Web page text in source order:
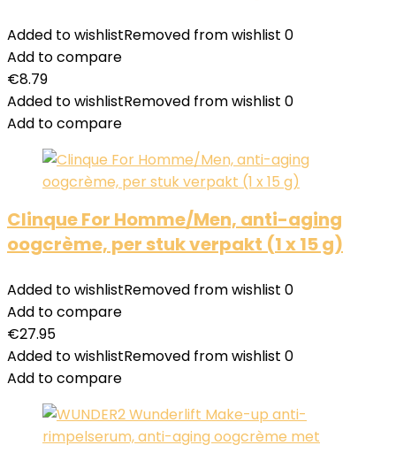
Added to wishlistRemoved from wishlist 0
Add to compare
€8.79
Added to wishlistRemoved from wishlist 0
Add to compare
Clinque For Homme/Men, anti-aging
oogcrème, per stuk verpakt (1 x 15 g)
Added to wishlistRemoved from wishlist 0
Add to compare
€27.95
Added to wishlistRemoved from wishlist 0
Add to compare